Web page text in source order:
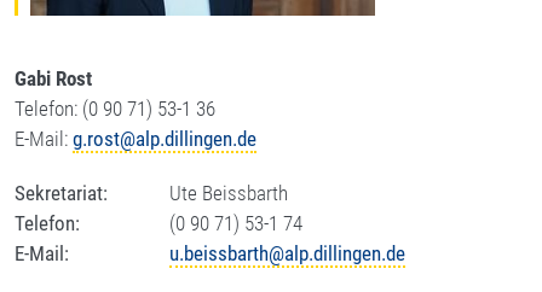
Gabi Rost
Telefon: (0 90 71) 53-1 36
E-Mail: g.rost@alp.dillingen.de
Sekretariat:
Ute Beissbarth
Telefon:
(0 90 71) 53-1 74
E-Mail:
u.beissbarth@alp.dillingen.de